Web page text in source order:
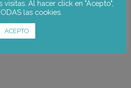
Al hacer click en "Acepto",
las cookies.
ACEPTO